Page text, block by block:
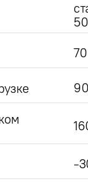
70
90
-